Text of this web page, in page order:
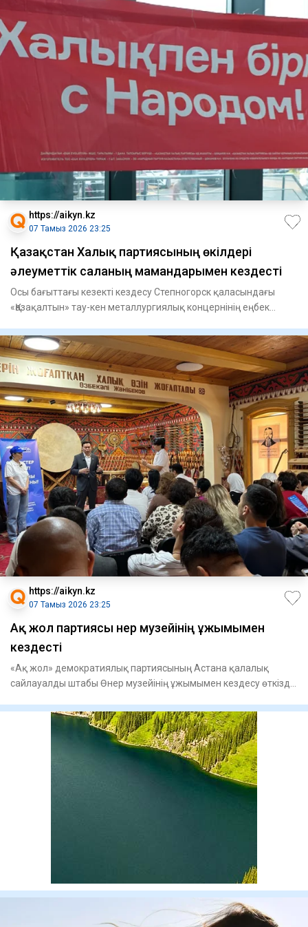
https://aikyn.kz
07 Тамыз 2026 23:25
Қазақстан Халық партиясының өкілдері
әлеуметтік саланың мамандарымен кездесті
Осы бағыттағы кезекті кездесу Степногорск қаласындағы
«Қазақалтын» тау-кен металлургиялық концернінің еңбек
https://aikyn.kz
07 Тамыз 2026 23:25
Ақ жол партиясы Өнер музейінің ұжымымен
кездесті
«Ақ жол» демократиялық партиясының Астана қалалық
сайлауалды штабы Өнер музейінің ұжымымен кездесу өткізді.